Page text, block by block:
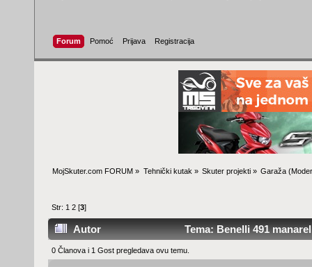
Forum Pomoć Prijava Registracija
MojSkuter.com FORUM » Tehnički kutak » Skuter projekti» Garaža
Str: 1 2 [3]
Autor Tema: Benelli 491
0 Članova i 1 Gost pregledava ovu temu.